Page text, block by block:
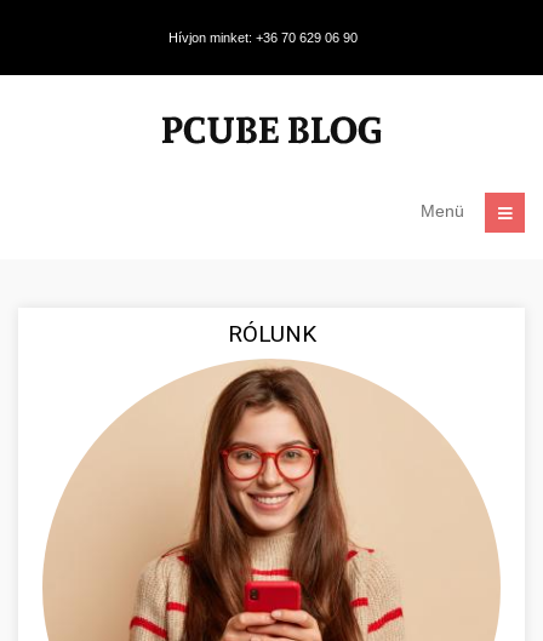
Hívjon minket: +36 70 629 06 90
Menü
RÓLUNK